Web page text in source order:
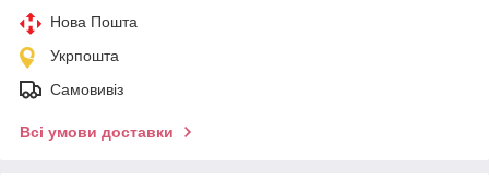
Нова Пошта
Укрпошта
Самовивіз
Всі умови доставки